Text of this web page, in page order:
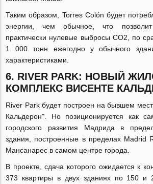
Таким образом, Torres Colón будет
энергии, чем обычное, что
практически нулевые выбросы CO2, по
1 000 тонн ежегодно у обычного
характеристиками.
6. RIVER PARK: НОВЫЙ
КОМПЛЕКС ВИСЕНТЕ
River Park будет построен на бывшем
Кальдерон". Но позиционируется как
городского развития Мадрида в
здания, построенные в пределах Madrid
Мансанарес в самом центре города.
В проекте, сдача которого ожидается к
373 квартиры в двух зданиях по 150 и